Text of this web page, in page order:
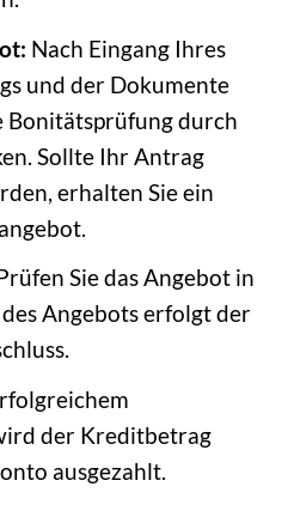
Nach Eingang Ihres
und der Dokumente
Bonitätsprüfung durch
Sollte Ihr Antrag
erhalten Sie ein
Sie das Angebot in
Angebots erfolgt der
der Kreditbetrag
ausgezahlt.